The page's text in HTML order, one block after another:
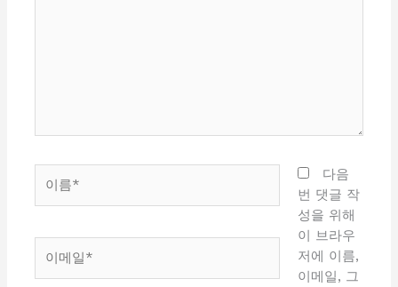
다음
번 댓글 작
성을 위해
이 브라우
저에 이름,
이메일, 그